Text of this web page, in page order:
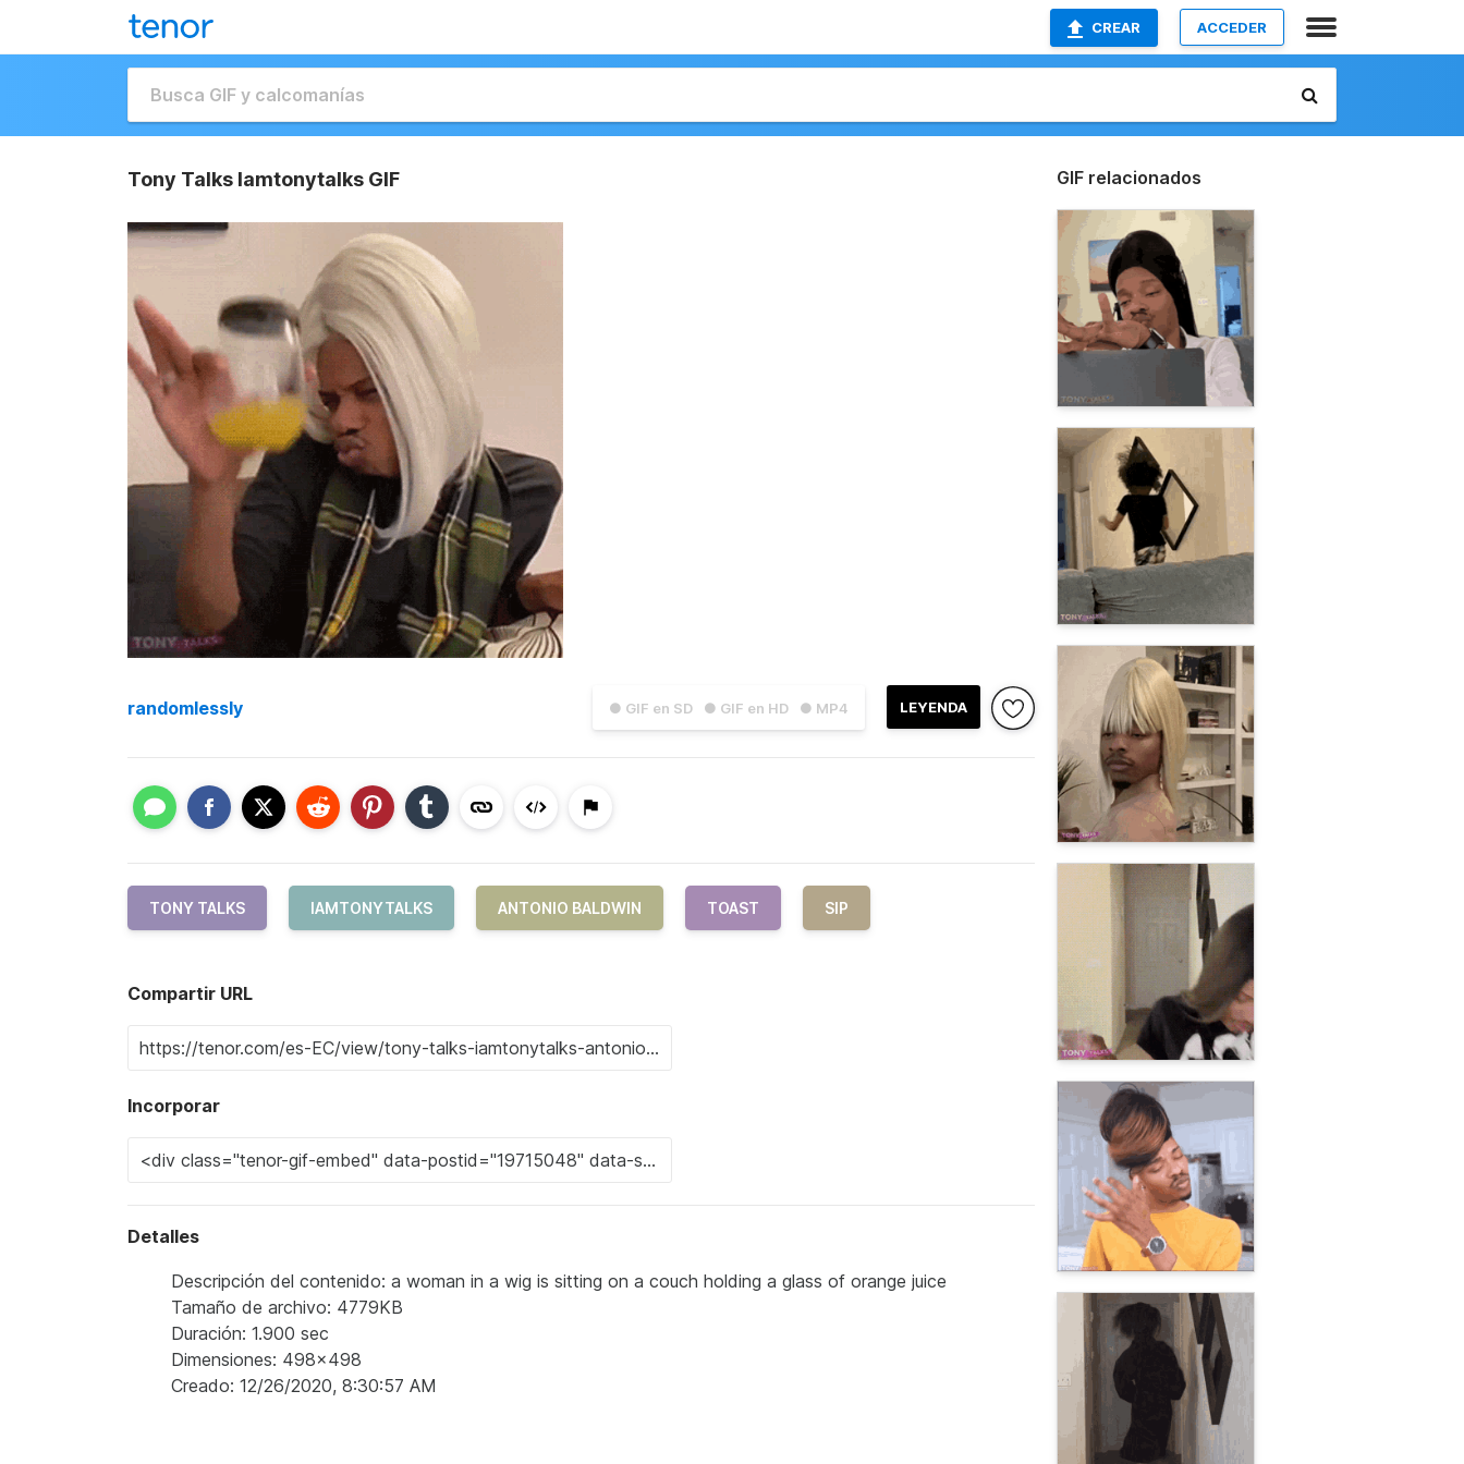
CREAR ACCEDER
Tony Talks Iamtonytalks GIF
● GIF en SD ● GIF en HD ● MP4 LEYENDA
randomlessly
TONY TALKS IAMTONYTALKS ANTONIO BALDWIN TOAST SIP
Compartir URL
Incorporar
Detalles
Descripción del contenido: a woman in a wig is sitting on a couch holding a glass of orange juice
Tamaño de archivo: 4779KB
Duración: 1.900 sec
Dimensiones: 498x498
Creado: 12/26/2020, 8:30:57 AM
GIF relacionados